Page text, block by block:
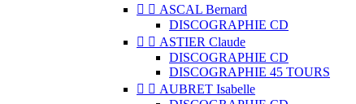
  ASCAL Bernard
DISCOGRAPHIE CD
  ASTIER Claude
DISCOGRAPHIE CD
DISCOGRAPHIE 45 TOURS
  AUBRET Isabelle